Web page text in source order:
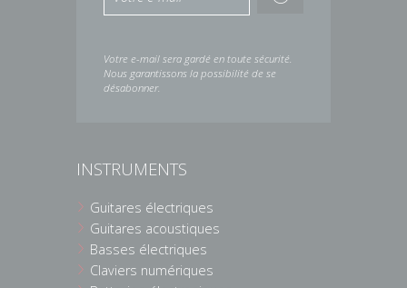
Votre e-mail sera gardé en toute sécurité.
Nous garantissons la possibilité de se
désabonner.
INSTRUMENTS
Guitares électriques
Guitares acoustiques
Basses électriques
Claviers numériques